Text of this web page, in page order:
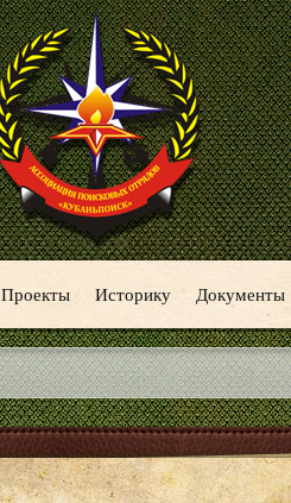
Проекты Историку Документы